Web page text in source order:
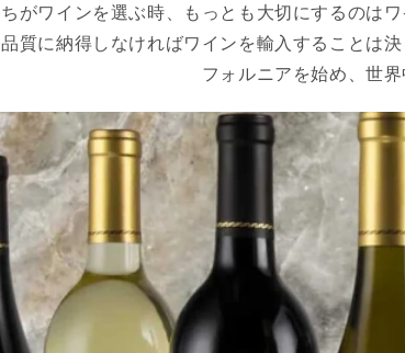
ちがワインを選ぶ時、もっとも大切にするのは
品質に納得しなければワインを輸入することは
フォルニアを始め、世